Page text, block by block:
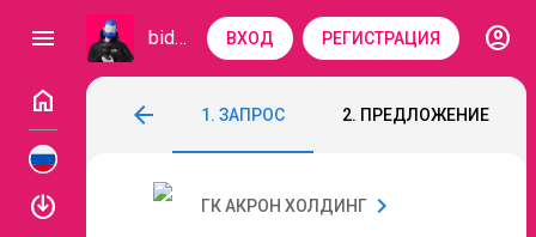
menu bidzaar ВХОД РЕГИСТРАЦИЯ
account_circle
home
enable
arrow_back
ЗАПРОС ПРЕДЛОЖЕНИЙ на Услугу по
1. ЗАПРОС 2. ПРЕДЛОЖЕНИЕ
ГК АКРОН ХОЛДИНГ chevron_right